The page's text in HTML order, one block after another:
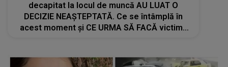
decapitat la locul de muncă AU LUAT O
DECIZIE NEAȘTEPTATĂ. Ce se întâmplă în
acest moment și CE URMA SĂ FACĂ victima